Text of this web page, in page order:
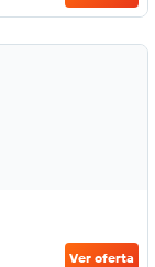
Ver oferta